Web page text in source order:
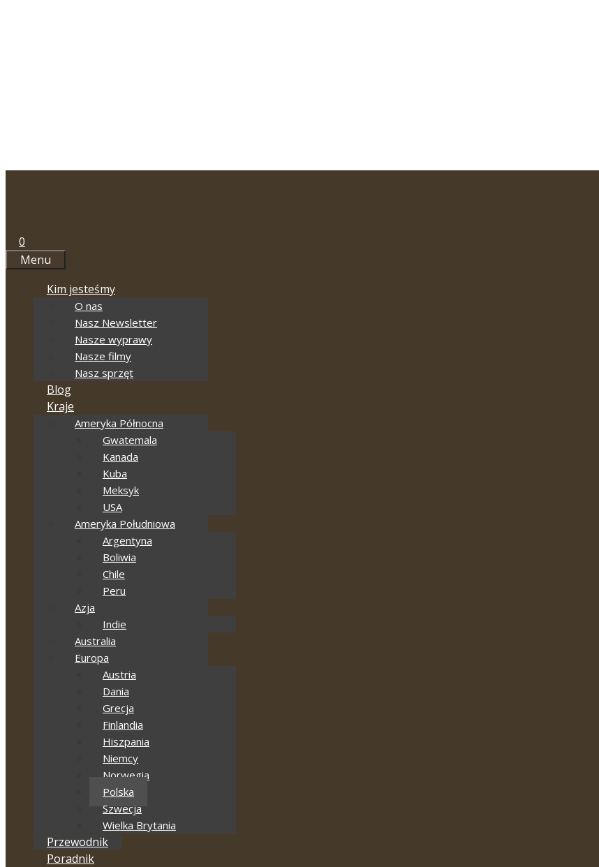
0
Menu
Kim jesteśmy
O nas
Nasz Newsletter
Nasze wyprawy
Nasze filmy
Nasz sprzęt
Blog
Kraje
Ameryka Północna
Gwatemala
Kanada
Kuba
Meksyk
USA
Ameryka Południowa
Argentyna
Boliwia
Chile
Peru
Azja
Indie
Australia
Europa
Austria
Dania
Grecja
Finlandia
Hiszpania
Niemcy
Norwegia
Polska
Szwecja
Wielka Brytania
Przewodnik
Poradnik